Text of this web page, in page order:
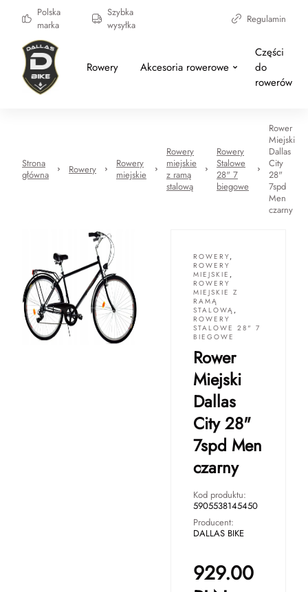
Polska
marka
Szybka
wysyłka
Regulamin
Rowery Akcesoria rowerowe
Części
do
rowerów
Strona
główna
Rowery
Rowery
miejskie
Rowery
miejskie
z ramą
stalową
Rowery
Stalowe
28" 7
biegowe
Rower
Miejski
Dallas
City
28"
7spd
Men
czarny
ROWERY,
ROWERY
MIEJSKIE ,
ROWERY
MIEJSKIE Z
RAMĄ
STALOWĄ ,
ROWERY
STALOWE 28" 7
BIEGOWE
Rower
Miejski
Dallas
City 28"
7spd Men
czarny
Kod produktu:
5905538145450
Producent:
DALLAS BIKE
929.00